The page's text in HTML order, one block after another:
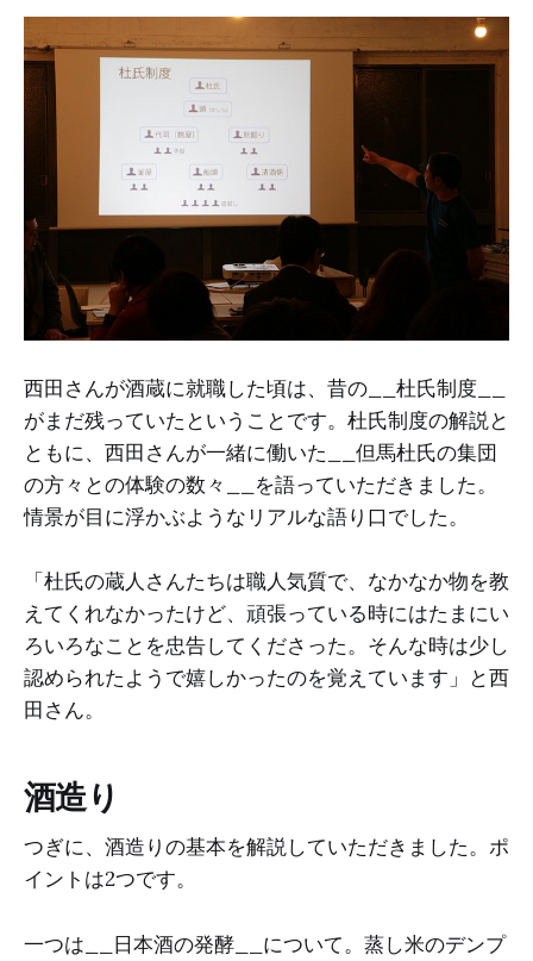
西田さんが酒蔵に就職した頃は、昔の__杜氏制度__
がまだ残っていたということです。杜氏制度の解説と
ともに、西田さんが一緒に働いた__但馬杜氏の集団
の方々との体験の数々__を語っていただきました。
情景が目に浮かぶようなリアルな語り口でした。
「杜氏の蔵人さんたちは職人気質で、なかなか物を教
えてくれなかったけど、頑張っている時にはたまにい
ろいろなことを忠告してくださった。そんな時は少し
認められたようで嬉しかったのを覚えています」と西
田さん。
酒造り
つぎに、酒造りの基本を解説していただきました。ポ
イントは2つです。
一つは__日本酒の発酵__について。蒸し米のデンプ